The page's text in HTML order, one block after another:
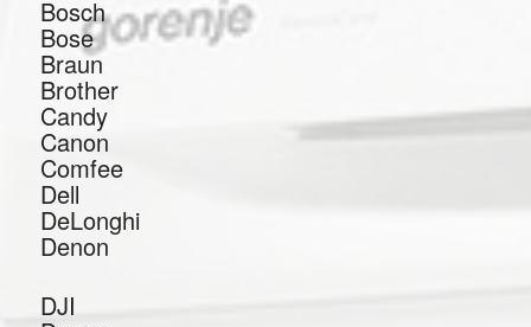
Bosch
Bose
Braun
Brother
Candy
Canon
Comfee
Dell
DeLonghi
Denon
DJI